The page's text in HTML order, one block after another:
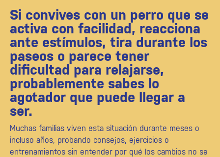
Si convives con un perro que se
activa con facilidad, reacciona
ante estímulos, tira durante los
paseos o parece tener
dificultad para relajarse,
probablemente sabes lo
agotador que puede llegar a
ser.
Muchas familias viven esta situación durante meses o
incluso años, probando consejos, ejercicios o
entrenamientos sin entender por qué los cambios no se